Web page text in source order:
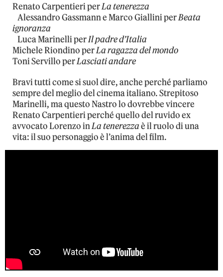
Renato Carpentieri perLa tenerezza
Alessandro Gassmann e Marco Giallini perBeata
ignoranza
Luca Marinelli perIl padre d’Italia
Michele Riondino perLa ragazza del mondo
Toni Servillo perLasciati andare
Bravi tutti come si suol dire, anche perché parliamo
sempre del meglio del cinema italiano. Strepitoso
Marinelli, ma questo Nastro lo dovrebbe vincere
Renato Carpentieri perché quello del ruvido ex
avvocato Lorenzo inLa tenerezzaè il ruolo di una
vita: il suo personaggio è l’anima del film.